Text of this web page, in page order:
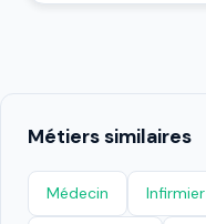
Métiers similaires
Médecin Infirmier